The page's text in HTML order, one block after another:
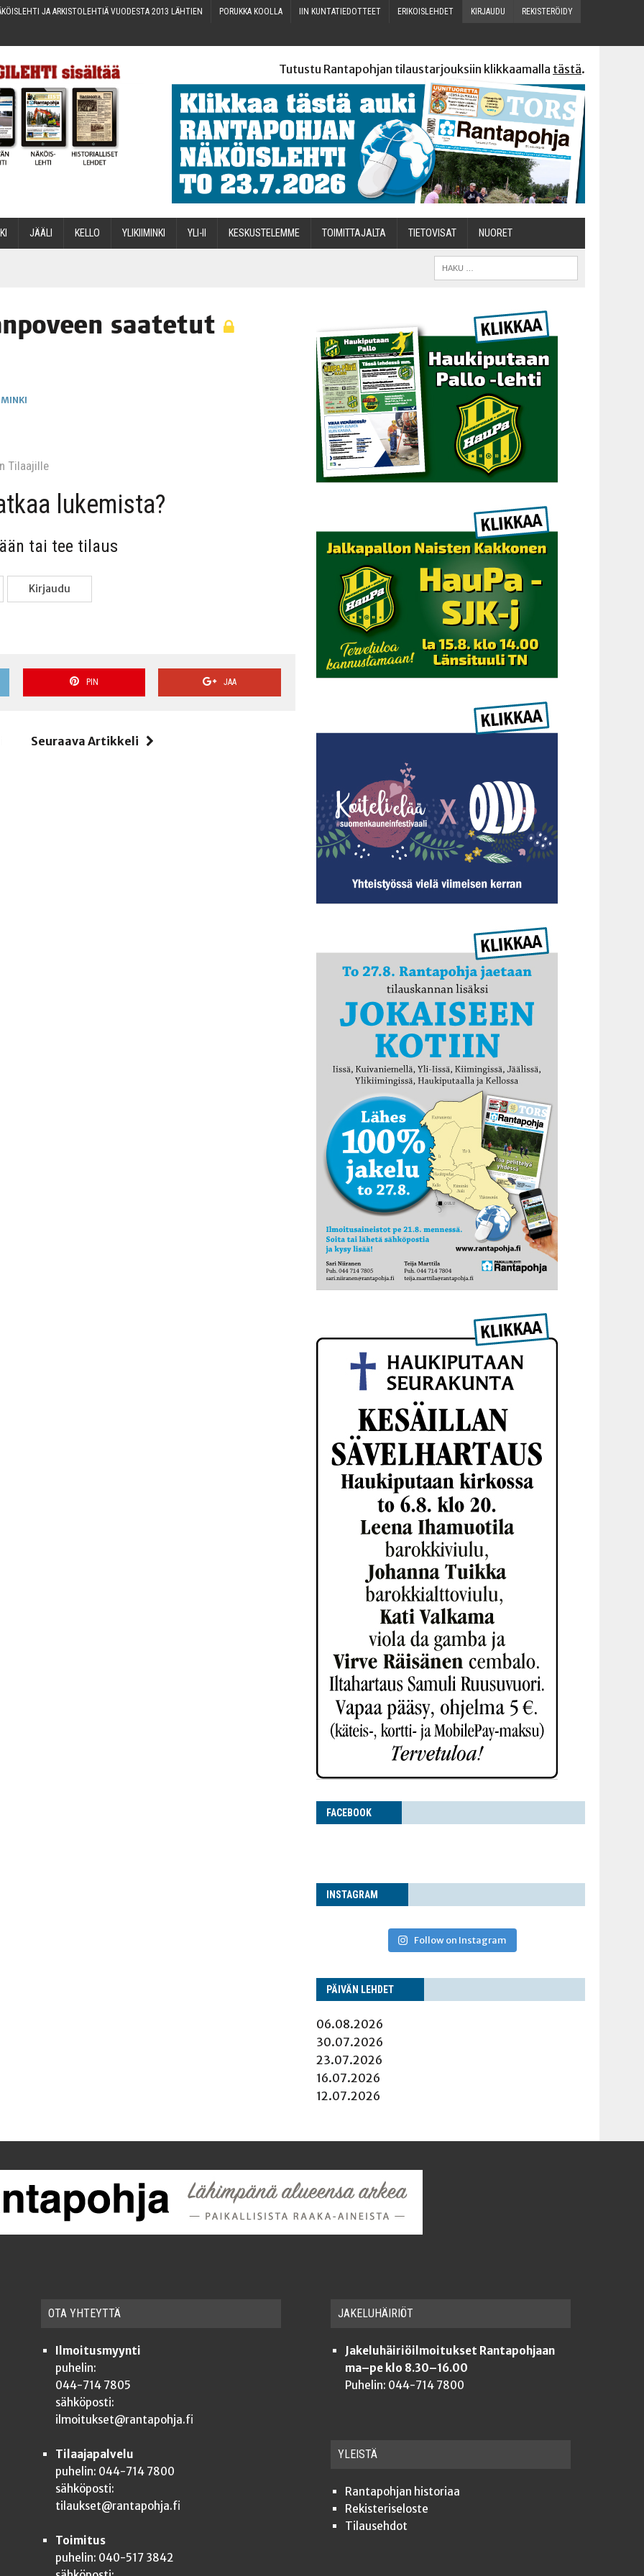
JA ARKIS­TO­LEH­TIÄ VUO­DES­TA 2013 LÄHTIEN PORUK­KA KOOLLA IIN KUN­TA­TIE­DOT­TEET ERI­KOIS­LEH­DET KIR­JAU­DU REKIS­TE­RÖI­DY
Tutustu Rantapohjan tilaustarjouksiin klikkaamalla tästä.
JÄÄ­LI KEL­LO YLI­KII­MIN­KI YLI-II KES­KUS­TE­LEM­ME TOI­MIT­TA­JAL­TA TIETOVISAT NUO­RET
saatetut
Tilaa­jil­le
lukemista?
tai tee tilaus
Kir­jau­du
PIN JAA
Seuraava Artikkeli
FACE­BOOK
INS­TA­GRAM
Follow on Instagram
PÄI­VÄN LEHDET
06.08.2026
30.07.2026
23.07.2026
16.07.2026
12.07.2026
OTA YHTEYT­TÄ
Ilmoitusmyynti
puhelin:
044-714 7805
sähköposti:
ilmoitukset@rantapohja.fi
Tilaajapalvelu
puhelin: 044-714 7800
sähköposti:
tilaukset@rantapohja.fi
Toimitus
puhelin: 040-517 3842
JAKE­LU­HÄI­RIÖT
Jakeluhäiriöilmoitukset Rantapohjaan
ma–pe klo 8.30–16.00
Puhelin: 044-714 7800
YLEISTÄ
Ran­ta­poh­jan historiaa
Rekis­te­ri­se­los­te
Tilauseh­dot